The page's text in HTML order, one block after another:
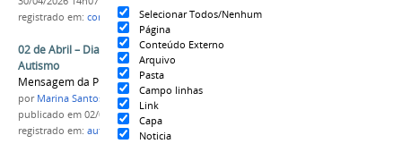
Selecionar Todos/Nenhum
Página
Conteúdo Externo
Arquivo
Pasta
Campo linhas
Link
Capa
Noticia
registrado em: conscientização,assedio,trabalho
02 de Abril – Dia Mundial da Conscientização do
Autismo
Mensagem da Propedh
por Marina Santos Daum
publicado em 02/04/2026
registrado em: autismo, tea , conscientização